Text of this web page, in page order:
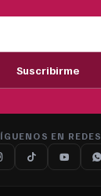
Suscribirme
EN REDES